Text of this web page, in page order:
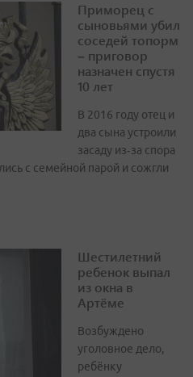
Приморец с
сыновьями убил
соседей топорм
– приговор
назначен спустя
10 лет
В 2016 году отец и
два сына устроили
засаду из‑за спора
с семейной парой и сожгли
Шестилетний
ребенок выпал
из окна в
Артёме
Возбуждено
уголовное дело,
ребёнку